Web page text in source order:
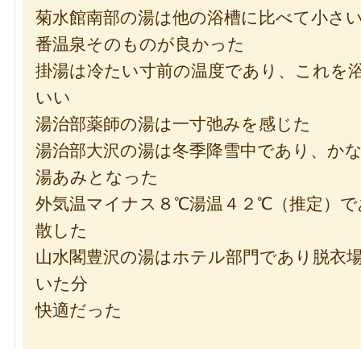
菊水館南部の湯は他の浴槽に比べて小さ
番温泉そのものが良かった
掛湯は冷たい寸前の温度であり、これを
いい
湯治部薬師の湯は一寸弛みを感じた
湯治部大沢の湯は冬季降雪中であり、か
湯あみとなった
外気温マイナス８℃湯温４２℃（推定）で
散した
山水閣豊沢の湯はホテル部門であり脱衣
いた分
快適だった